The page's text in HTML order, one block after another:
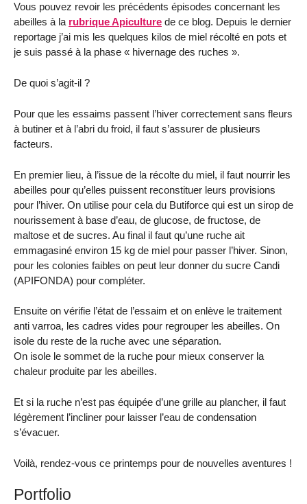
Vous pouvez revoir les précédents épisodes concernant les
abeilles à la rubrique Apiculture de ce blog. Depuis le dernier
reportage j’ai mis les quelques kilos de miel récolté en pots et
je suis passé à la phase « hivernage des ruches ».
De quoi s’agit-il ?
Pour que les essaims passent l’hiver correctement sans fleurs
à butiner et à l’abri du froid, il faut s’assurer de plusieurs
facteurs.
En premier lieu, à l’issue de la récolte du miel, il faut nourrir les
abeilles pour qu’elles puissent reconstituer leurs provisions
pour l’hiver. On utilise pour cela du Butiforce qui est un sirop de
nourissement à base d’eau, de glucose, de fructose, de
maltose et de sucres. Au final il faut qu’une ruche ait
emmagasiné environ 15 kg de miel pour passer l’hiver. Sinon,
pour les colonies faibles on peut leur donner du sucre Candi
(APIFONDA) pour compléter.
Ensuite on vérifie l’état de l’essaim et on enlève le traitement
anti varroa, les cadres vides pour regrouper les abeilles. On
isole du reste de la ruche avec une séparation.
On isole le sommet de la ruche pour mieux conserver la
chaleur produite par les abeilles.
Et si la ruche n’est pas équipée d’une grille au plancher, il faut
légèrement l’incliner pour laisser l’eau de condensation
s’évacuer.
Voilà, rendez-vous ce printemps pour de nouvelles aventures !
Portfolio